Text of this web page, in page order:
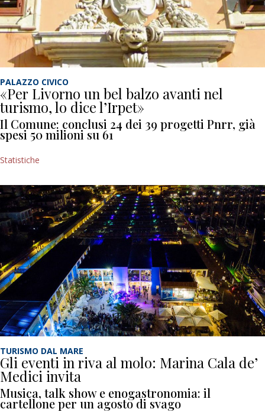
PALAZZO CIVICO
«Per Livorno un bel balzo avanti nel
turismo, lo dice l’Irpet»
Il Comune: conclusi 24 dei 39 progetti Pnrr, già
spesi 50 milioni su 61
Statistiche
TURISMO DAL MARE
Gli eventi in riva al molo: Marina Cala de’
Medici invita
Musica, talk show e enogastronomia: il
cartellone per un agosto di svago